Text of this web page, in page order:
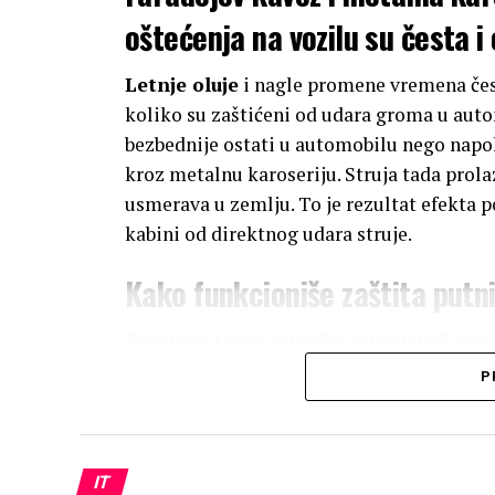
oštećenja na vozilu su česta i
Letnje oluje i nagle promene vremena
koliko su zaštićeni od udara groma u
bezbednije ostati u automobilu nego
kroz metalnu karoseriju. Struja tada
usmerava u zemlju. To je rezultat efekta
kabini od direktnog udara struje.
Kako funkcioniše zaštita
preusmeravanje električne energije. Kada
putnički prostor. Umesto toga, energija
stručnjaci upozoravaju da je važno
rezultat toga, relativno bezbedni.
IT